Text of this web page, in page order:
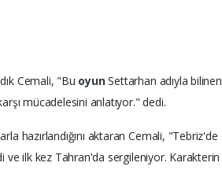
Cemali, "Bu oyunSettarhan adıyla bilinen
mücadelesini anlatıyor." dedi.
hazırlandığını aktaran Cemali, "Tebriz'de
ve ilk kez Tahran'da sergileniyor. Karakterin